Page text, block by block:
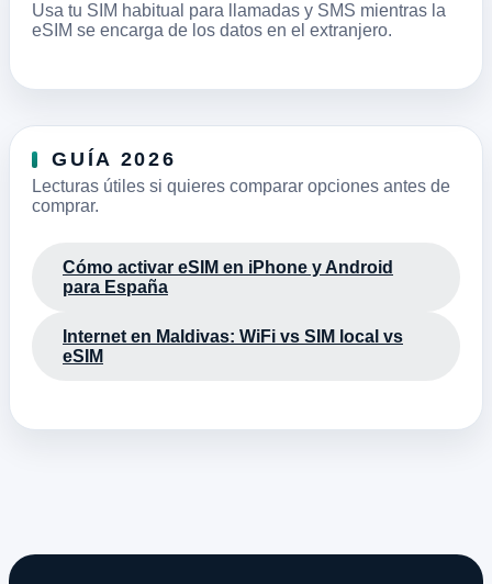
Usa tu SIM habitual para llamadas y SMS mientras la
eSIM se encarga de los datos en el extranjero.
GUÍA 2026
Lecturas útiles si quieres comparar opciones antes de
comprar.
Cómo activar eSIM en iPhone y Android
para España
Internet en Maldivas: WiFi vs SIM local vs
eSIM